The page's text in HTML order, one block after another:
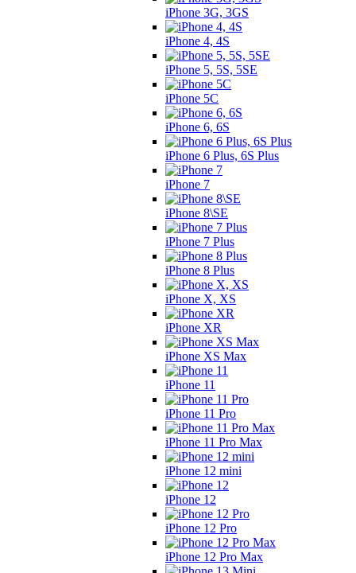
iPhone 3G, 3GS
iPhone 4, 4S
iPhone 5, 5S, 5SE
iPhone 5C
iPhone 6, 6S
iPhone 6 Plus, 6S Plus
iPhone 7
iPhone 8\SE
iPhone 7 Plus
iPhone 8 Plus
iPhone X, XS
iPhone XR
iPhone XS Max
iPhone 11
iPhone 11 Pro
iPhone 11 Pro Max
iPhone 12 mini
iPhone 12
iPhone 12 Pro
iPhone 12 Pro Max